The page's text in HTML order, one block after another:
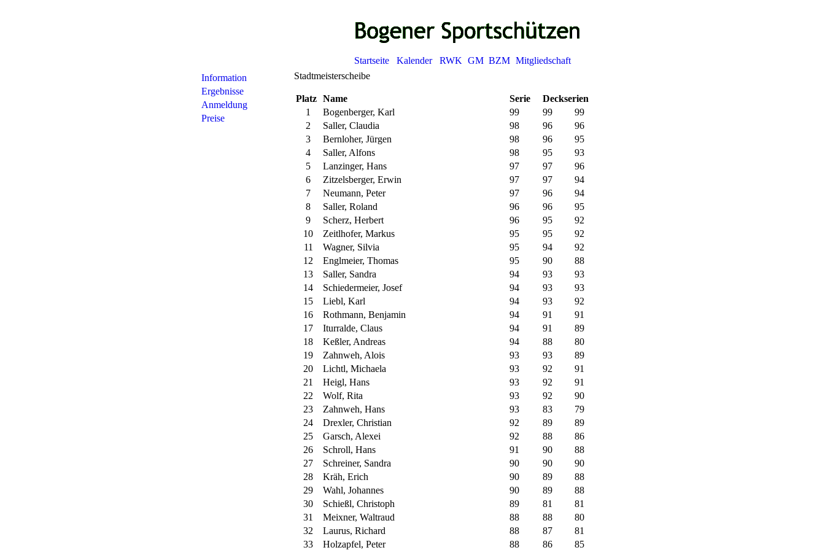
Startseite Kalender RWK GM BZM Mitgliedschaft
Information
Ergebnisse
Anmeldung
Preise
Stadtmeisterscheibe
Platz Name Serie
Deckserien
1
Bogenberger, Karl 99 99
99
2
Saller, Claudia 98 96
96
3
Bernloher, Jürgen 98 96
95
4
Saller, Alfons 98 95
93
5
Lanzinger, Hans 97 97
96
6
Zitzelsberger, Erwin 97 97
94
7
Neumann, Peter 97 96
94
8
Saller, Roland 96 96
95
9
Scherz, Herbert 96 95
92
10
Zeitlhofer, Markus 95 95
92
11
Wagner, Silvia 95 94
92
12
Englmeier, Thomas 95 90
88
13
Saller, Sandra 94 93
93
14
Schiedermeier, Josef 94 93
93
15
Liebl, Karl 94 93
92
16
Rothmann, Benjamin 94 91
91
17
Iturralde, Claus 94 91
89
18
Keßler, Andreas 94 88
80
19
Zahnweh, Alois 93 93
89
20
Lichtl, Michaela 93 92
91
21
Heigl, Hans 93 92
91
22
Wolf, Rita 93 92
90
23
Zahnweh, Hans 93 83
79
24
Drexler, Christian 92 89
89
25
Garsch, Alexei 92 88
86
26
Schroll, Hans 91 90
88
27
Schreiner, Sandra 90 90
90
28
Kräh, Erich 90 89
88
29
Wahl, Johannes 90 89
88
30
Schießl, Christoph 89 81
81
31
Meixner, Waltraud 88 88
80
32
Laurus, Richard 88 87
81
33
Holzapfel, Peter 88 86 85